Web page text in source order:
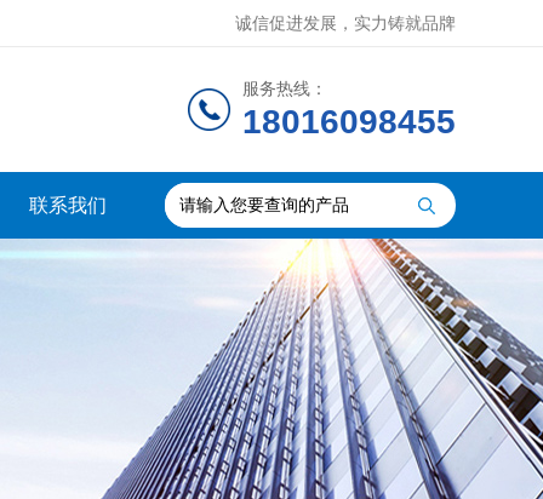
诚信促进发展，实力铸就品牌
服务热线：
18016098455
联系我们